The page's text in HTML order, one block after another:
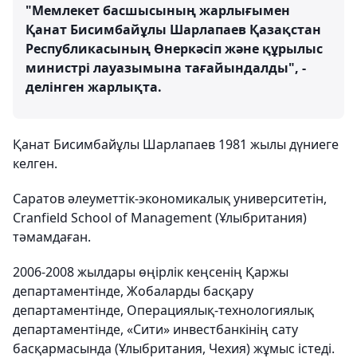
"Мемлекет басшысының жарлығымен
Қанат Бисимбайұлы Шарлапаев Қазақстан
Республикасының Өнеркәсіп және құрылыс
министрі лауазымына тағайындалды", -
делінген жарлықта.
Қанат Бисимбайұлы Шарлапаев 1981 жылы дүниеге
келген.
Саратов әлеуметтік-экономикалық университетін,
Cranfield School of Management (Ұлыбритания)
тәмамдаған.
2006-2008 жылдары өңірлік кеңсенің Қаржы
департаментінде, Жобаларды басқару
департаментінде, Операциялық-технологиялық
департаментінде, «Сити» инвестбанкінің сату
басқармасында (Ұлыбритания, Чехия) жұмыс істеді.